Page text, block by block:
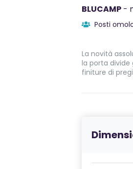
BLUCAMP -
Posti
La novità
la porta divide
finiture di